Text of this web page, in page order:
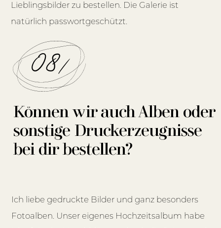
08/
Können wir auch Alben oder
sonstige Druckerzeugnisse
bei dir bestellen?
Ich liebe gedruckte Bilder und ganz besonders
Fotoalben. Unser eigenes Hochzeitsalbum habe
Lieblingsbilder zu bestellen. Die Galerie ist
natürlich passwortgeschützt.